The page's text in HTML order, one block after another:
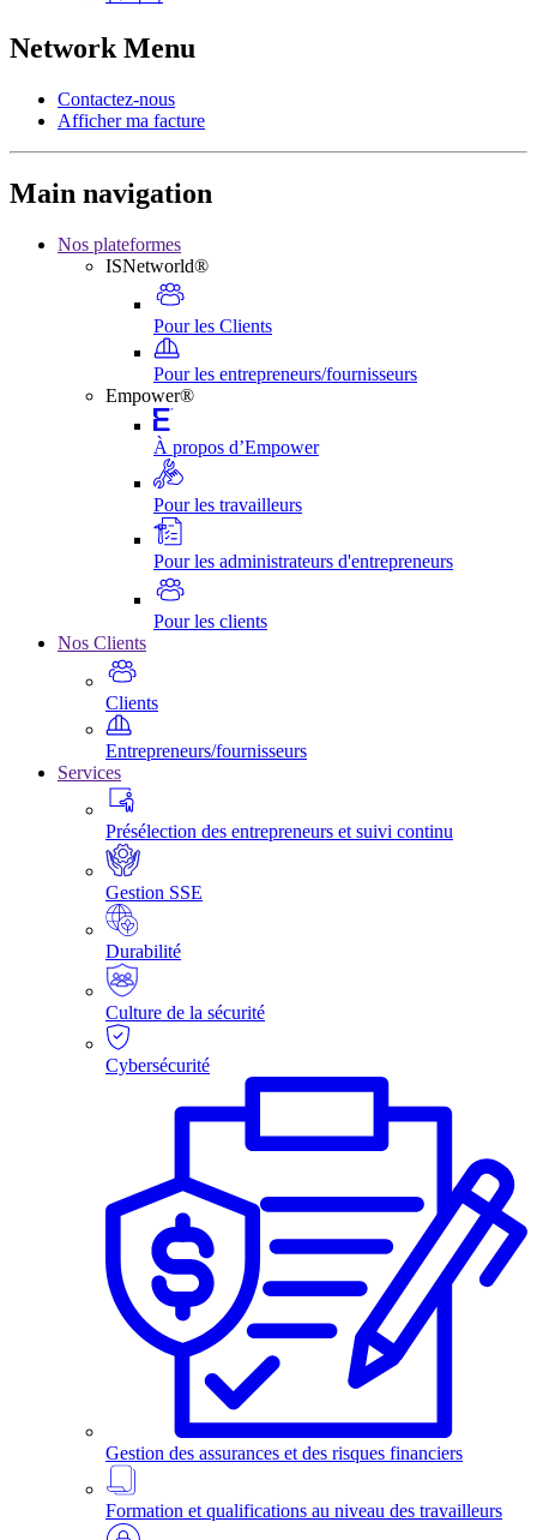
Network Menu
Contactez-nous
Afficher ma facture
Main navigation
Nos plateformes
ISNetworld®
Pour les Clients
Pour les entrepreneurs/fournisseurs
Empower®
À propos d’Empower
Pour les travailleurs
Pour les administrateurs d'entrepreneurs
Pour les clients
Nos Clients
Clients
Entrepreneurs/fournisseurs
Services
Présélection des entrepreneurs et suivi continu
Gestion SSE
Durabilité
Culture de la sécurité
Cybersécurité
Gestion des assurances et des risques financiers
Formation et qualifications au niveau des travailleurs